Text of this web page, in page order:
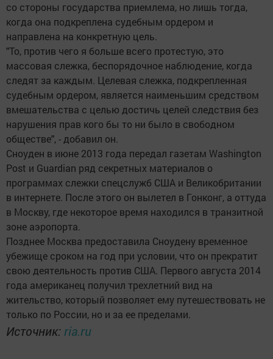
со стороны государства приемлема, но лишь тогда,
когда она подкреплена судебным ордером и
направлена на конкретную цель.
"То, против чего я больше всего протестую, это
массовая слежка, беспорядочное наблюдение, когда
следят за каждым. Целевая слежка, подкрепленная
судебным ордером, является наименьшим средством
вмешательства с целью достичь целей следствия без
нарушения прав кого бы то ни было в свободном
обществе", - добавил он.
Сноуден в июне 2013 года передал газетам Washington
Post и Guardian ряд секретных материалов о
программах слежки спецслужб США и Великобритании
в интернете. После этого он вылетел в Гонконг, а оттуда
в Москву, где некоторое время находился в транзитной
зоне аэропорта.
Позднее Москва предоставила Сноудену временное
убежище сроком на год при условии, что он прекратит
свою деятельность против США. Первого августа 2014
года американец получил трехлетний вид на
жительство, который позволяет ему путешествовать не
только по России, но и за ее пределами.
Источник: ria.ru